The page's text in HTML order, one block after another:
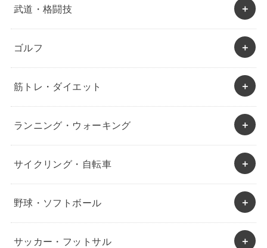
武道・格闘技
ゴルフ
筋トレ・ダイエット
ランニング・ウォーキング
サイクリング・自転車
野球・ソフトボール
サッカー・フットサル